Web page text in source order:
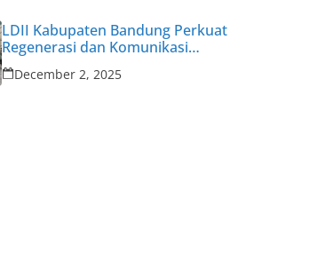
LDII Kabupaten Bandung Perkuat
Regenerasi dan Komunikasi
Pengurus untuk Hadapi
Tantangan Zaman
December 2, 2025